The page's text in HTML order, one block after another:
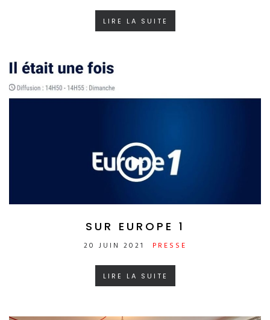
LIRE LA SUITE
SUR EUROPE 1
20 JUIN 2021 PRESSE
LIRE LA SUITE